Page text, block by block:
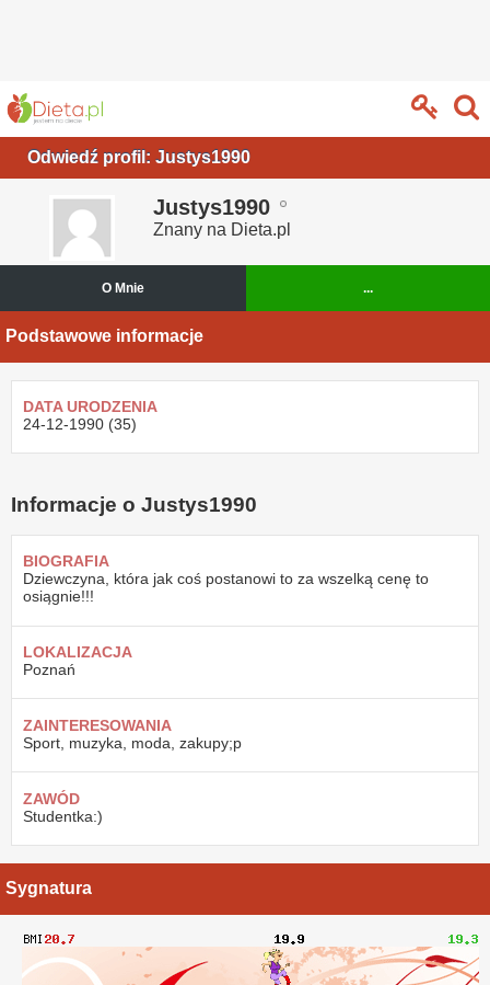
Odwiedź profil: Justys1990
Justys1990
Znany na Dieta.pl
O Mnie ...
Podstawowe informacje
DATA URODZENIA
24-12-1990 (35)
Informacje o Justys1990
BIOGRAFIA
Dziewczyna, która jak coś postanowi to za wszelką cenę to
osiągnie!!!
LOKALIZACJA
Poznań
ZAINTERESOWANIA
Sport, muzyka, moda, zakupy;p
ZAWÓD
Studentka:)
Sygnatura